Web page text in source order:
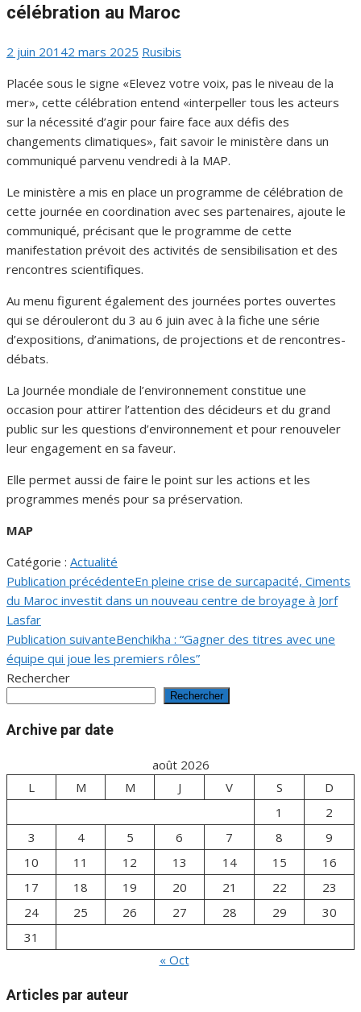
célébration au Maroc
Publié
2 juin 20142 mars 2025 Auteur/autrice
Rusibis
Placée sous le signe «Elevez votre voix, pas le niveau de la
mer», cette célébration entend «interpeller tous les acteurs
sur la nécessité d’agir pour faire face aux défis des
changements climatiques», fait savoir le ministère dans un
communiqué parvenu vendredi à la MAP.
Le ministère a mis en place un programme de célébration de
cette journée en coordination avec ses partenaires, ajoute le
communiqué, précisant que le programme de cette
manifestation prévoit des activités de sensibilisation et des
rencontres scientifiques.
Au menu figurent également des journées portes ouvertes
qui se dérouleront du 3 au 6 juin avec à la fiche une série
d’expositions, d’animations, de projections et de rencontres-
débats.
La Journée mondiale de l’environnement constitue une
occasion pour attirer l’attention des décideurs et du grand
public sur les questions d’environnement et pour renouveler
leur engagement en sa faveur.
Elle permet aussi de faire le point sur les actions et les
programmes menés pour sa préservation.
MAP
Catégorie : Actualité
Navigation
de
l’article
Publication précédenteEn pleine crise de surcapacité, Ciments
du Maroc investit dans un nouveau centre de broyage à Jorf
Lasfar
Publication suivanteBenchikha : “Gagner des titres avec une
équipe qui joue les premiers rôles”
Rechercher
Rechercher
Archive par date
août 2026
L
M M J V S
D
1
2
3
4 5 6 7 8
9
10
11 12 13 14 15
16
17
18 19 20 21 22
23
24
25 26 27 28 29
30
31
« Oct
Articles par auteur